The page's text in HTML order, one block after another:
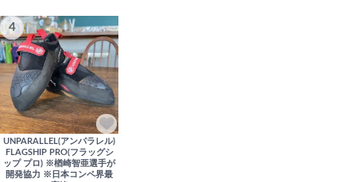
4
UNPARALLEL(アンパラレル)
FLAGSHIP PRO(フラッグシ
ップ プロ) ※楢崎智亜選手が
開発協力 ※日本コンペ界最